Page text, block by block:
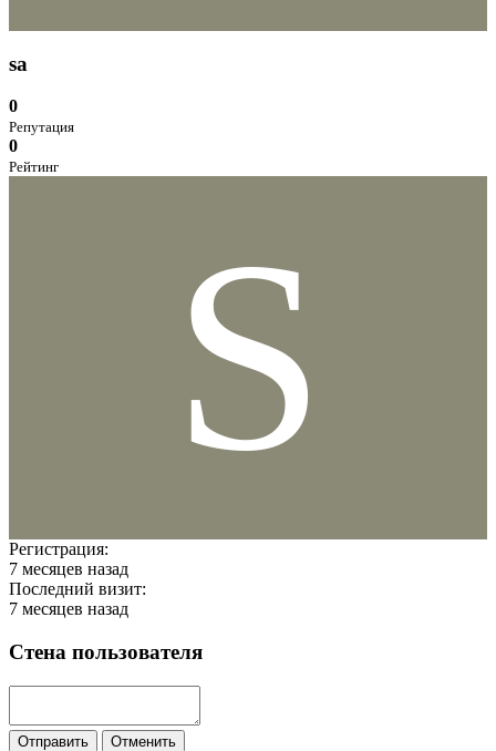
sa
0
Репутация
0
Рейтинг
S
Регистрация:
7 месяцев назад
Последний визит:
7 месяцев назад
Стена пользователя
Отправить Отменить